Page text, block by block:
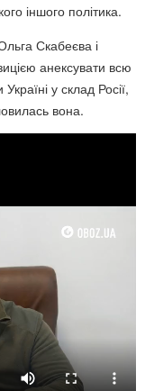
іншого політика.
Скабеєва і
анексувати всю
у склад Росії,
вона.